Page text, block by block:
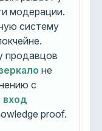
модерации.
систему
продавцов
не
с
вход
proof.